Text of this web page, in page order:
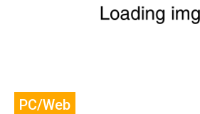
PC/Web